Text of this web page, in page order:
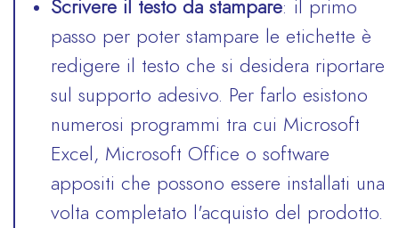
Scrivere il testo da stampare: il primo
passo per poter stampare le etichette è
redigere il testo che si desidera riportare
sul supporto adesivo. Per farlo esistono
numerosi programmi tra cui Microsoft
Excel, Microsoft Office o software
appositi che possono essere installati una
volta completato l'acquisto del prodotto.